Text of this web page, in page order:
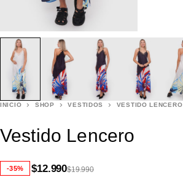
INICIO SHOP VESTIDOS VESTIDO LENCERO
Vestido Lencero
-35% $19.990
$12.990